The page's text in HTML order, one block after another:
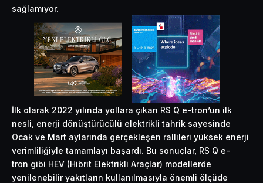
sağlamıyor.
İlk olarak 2022 yılında yollara çıkan RS Q e-tron’un ilk
nesli, enerji dönüştürücülü elektrikli tahrik sayesinde
Ocak ve Mart aylarında gerçekleşen rallileri yüksek enerji
verimliliğiyle tamamlayı başardı. Bu sonuçlar, RS Q e-
tron gibi HEV (Hibrit Elektrikli Araçlar) modellerde
yenilenebilir yakıtların kullanılmasıyla önemli ölçüde